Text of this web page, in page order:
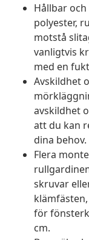
Hållbar
polyester,
motstå
vanligtvis
med en
Avskildhet
avskildhet
att du kan
dina behov.
Flera
skruvar
för
cm.